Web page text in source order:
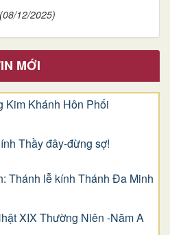
(08/12/2025)
MỚI
Kim Khánh Hôn Phối
Thầy đây-đừng sợ!
Thánh lễ kính Thánh Đa Minh
XIX Thường Niên -Năm A